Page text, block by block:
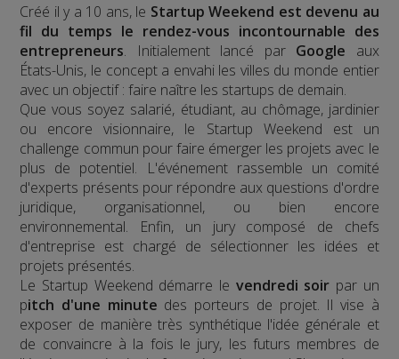
Créé il y a 10 ans, le Startup Weekend est devenu au
fil du temps le rendez-vous incontournable des
entrepreneurs. Initialement lancé par Google aux
États-Unis, le concept a envahi les villes du monde entier
avec un objectif : faire naître les startups de demain.
Que vous soyez salarié, étudiant, au chômage, jardinier
ou encore visionnaire, le Startup Weekend est un
challenge commun pour faire émerger les projets avec le
plus de potentiel. L'événement rassemble un comité
d'experts présents pour répondre aux questions d'ordre
juridique, organisationnel, ou bien encore
environnemental. Enfin, un jury composé de chefs
d'entreprise est chargé de sélectionner les idées et
projets présentés.
Le Startup Weekend démarre le vendredi soir par un
pitch d'une minute des porteurs de projet. Il vise à
exposer de manière très synthétique l'idée générale et
de convaincre à la fois le jury, les futurs membres de